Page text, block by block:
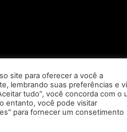
site para oferecer a você a
lembrando suas preferências e
tudo”, você concorda com o
entanto, você pode visitar
para fornecer um consetimento